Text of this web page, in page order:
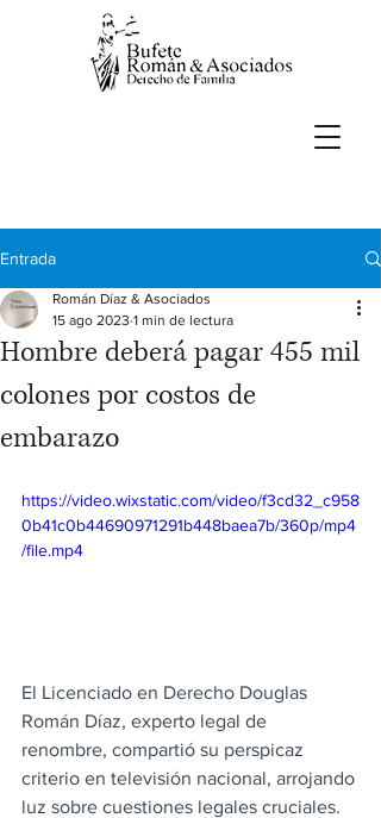
Entrada
Hombre deberá pagar 455 mil
colones por costos de
embarazo
Román Díaz & Asociados
15 ago 2023 1 min de lectura
https://video.wixstatic.com/video/f3cd32_c958
0b41c0b44690971291b448baea7b/360p/mp4
/file.mp4
El Licenciado en Derecho Douglas
Román Díaz, experto legal de
renombre, compartió su perspicaz
criterio en televisión nacional, arrojando
luz sobre cuestiones legales cruciales.